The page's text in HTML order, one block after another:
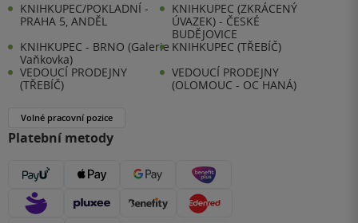
KNIHKUPEC/POKLADNÍ -
PRAHA 5, ANDĚL
KNIHKUPEC (ZKRÁCENÝ
ÚVAZEK) - ČESKÉ
BUDĚJOVICE
KNIHKUPEC - BRNO (Galerie
Vaňkovka)
KNIHKUPEC (TŘEBÍČ)
VEDOUCÍ PRODEJNY
(TŘEBÍČ)
VEDOUCÍ PRODEJNY
(OLOMOUC - OC HANÁ)
Volné pracovní pozice
Platební metody